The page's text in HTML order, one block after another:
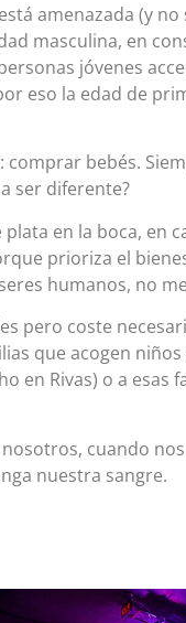
amenazada (y
masculina, en
jóvenes
eso la edad de
bebés.
ser diferente?
en la boca, en
prioriza el
humanos, no
pero coste
que acogen
en Rivas) o a esas
cuando
nuestra sangre.